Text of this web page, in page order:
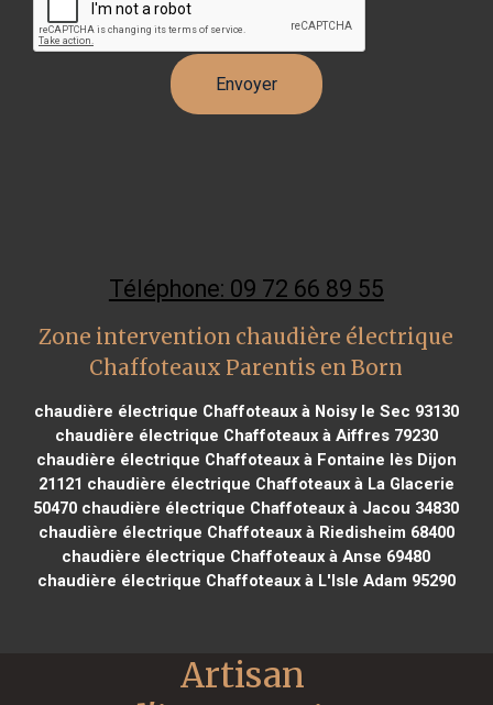
Téléphone: 09 72 66 89 55
Zone intervention chaudière électrique
Chaffoteaux Parentis en Born
chaudière électrique Chaffoteaux à Noisy le Sec 93130
chaudière électrique Chaffoteaux à Aiffres 79230
chaudière électrique Chaffoteaux à Fontaine lès Dijon
21121 chaudière électrique Chaffoteaux à La Glacerie
50470 chaudière électrique Chaffoteaux à Jacou 34830
chaudière électrique Chaffoteaux à Riedisheim 68400
chaudière électrique Chaffoteaux à Anse 69480
chaudière électrique Chaffoteaux à L'Isle Adam 95290
Artisan